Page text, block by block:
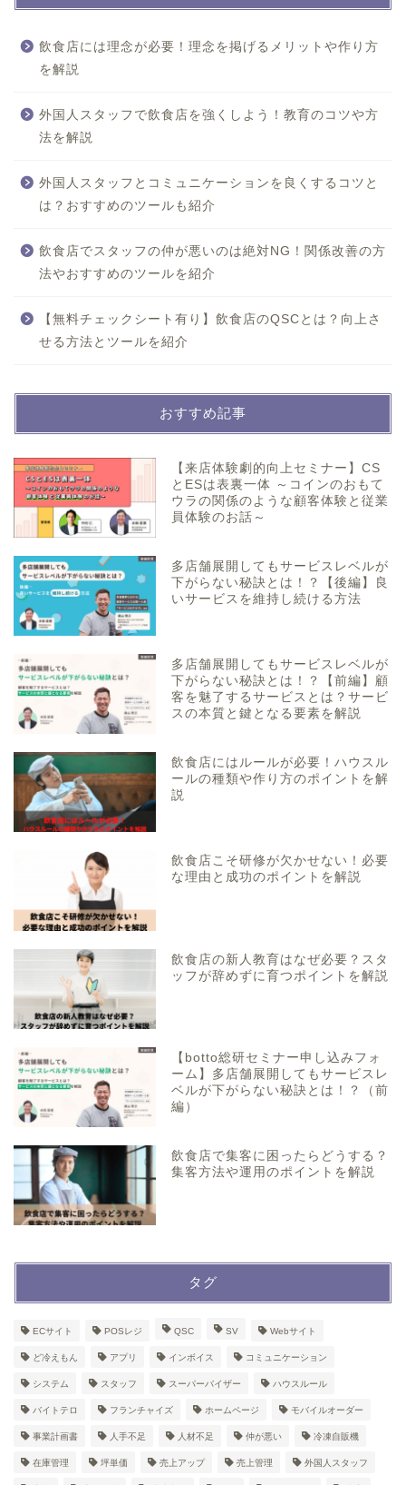
飲食店には理念が必要！理念を掲げるメリットや作り方
を解説
外国人スタッフで飲食店を強くしよう！教育のコツや方
法を解説
外国人スタッフとコミュニケーションを良くするコツと
は？おすすめのツールも紹介
飲食店でスタッフの仲が悪いのは絶対NG！関係改善の方
法やおすすめのツールを紹介
【無料チェックシート有り】飲食店のQSCとは？向上さ
せる方法とツールを紹介
おすすめ記事
【来店体験劇的向上セミナー】CS
とESは表裏一体 ～コインのおもて
ウラの関係のような顧客体験と従業
員体験のお話～
多店舗展開してもサービスレベルが
下がらない秘訣とは！？【後編】良
いサービスを維持し続ける方法
多店舗展開してもサービスレベルが
下がらない秘訣とは！？【前編】顧
客を魅了するサービスとは？サービ
スの本質と鍵となる要素を解説
飲食店にはルールが必要！ハウスル
ールの種類や作り方のポイントを解
説
飲食店こそ研修が欠かせない！必要
な理由と成功のポイントを解説
飲食店の新人教育はなぜ必要？スタ
ッフが辞めずに育つポイントを解説
【botto総研セミナー申し込みフォ
ーム】多店舗展開してもサービスレ
ベルが下がらない秘訣とは！？（前
編）
飲食店で集客に困ったらどうする？
集客方法や運用のポイントを解説
タグ
ECサイト POSレジ QSC SV Webサイト
ど冷えもん アプリ インボイス コミュニケーション
システム スタッフ スーパーバイザー ハウスルール
バイトテロ フランチャイズ ホームページ モバイルオーダー
事業計画書 人手不足 人材不足 仲が悪い 冷凍自販機
在庫管理 坪単価 売上アップ 売上管理 外国人スタッフ